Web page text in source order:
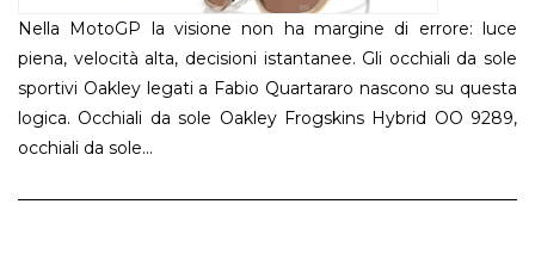
Nella MotoGP la visione non ha margine di errore: luce
piena, velocità alta, decisioni istantanee. Gli occhiali da sole
sportivi Oakley legati a Fabio Quartararo nascono su questa
logica. Occhiali da sole Oakley Frogskins Hybrid OO 9289,
occhiali da sole...